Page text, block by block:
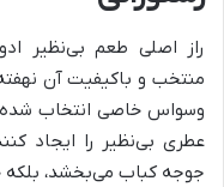
راز اصلی طعم بی‌نظیر
منتخب و باکیفیت آن
وسواس خاصی انتخاب
عطری بی‌نظیر را ایجاد
جوجه کباب می‌بخشد، بلکه